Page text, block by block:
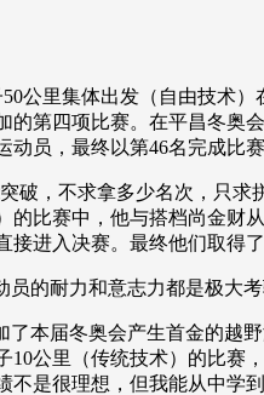
体育江湖 文化体育
一路 央博 非遗 文化
云起 超级工厂 智敬
片库 热播榜 总台企业白
里集体出发（自由技术）
第四项比赛。在平昌冬
员，最终以第46名完成比
，不求拿多少名次，只求
比赛中，他与搭档尚金
进入决赛。最终他们取得
耐力和意志力都是极大
届冬奥会产生首金的越
公里（传统技术）的比
是很理想，但我能从中